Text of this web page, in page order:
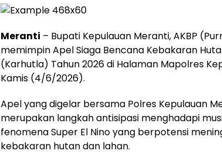
Meranti – Bupati Kepulauan Meranti, AKBP
memimpin Apel Siaga Bencana Kebakaran
(Karhutla) Tahun 2026 di Halaman Mapolres
Kamis (4/6/2026).
Apel yang digelar bersama Polres Kepulauan
merupakan langkah antisipasi menghadapi
fenomena Super El Nino yang berpotensi
kebakaran hutan dan lahan.